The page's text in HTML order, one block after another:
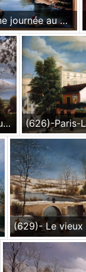
(621)- Une journée au bord de la Sèvre nantaise-1987-hsb 33x46 cm.
(625)-Horizons vendéens vus du Mont des alouettes-1987-hsb 24x35 cm;